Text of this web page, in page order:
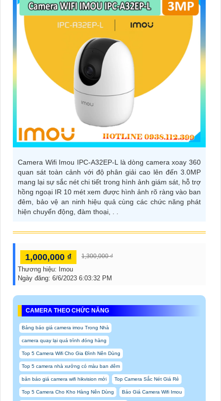
Camera Wifi Imou IPC-A32EP-L là dòng camera xoay 360
quan sát toàn cảnh với độ phân giải cao lên đến 3.0MP
mang lại sự sắc nét chi tiết trong hình ảnh giám sát, hỗ trợ
hồng ngoại IR 10 mét xem được hình ảnh rõ ràng vào ban
đêm, bảo vệ an ninh hiệu quả cùng các chức năng phát
hiện chuyển động, đàm thoại, . .
1,000,000 ₫ 1,300,000 ₫
Thương hiệu: Imou
Ngày đăng: 6/6/2023 6:03:32 PM
CAMERA THEO CHỨC NĂNG
Bảng báo giá camera imou Trong Nhà
camera quay lại quá trình đóng hàng
Top 5 Camera Wifi Cho Gia Đình Nên Dùng
Top 5 camera nhà xưởng có màu ban đêm
bản báo giá camera wifi hikvision mới Top Camera Sắc Nét Giá Rẻ
Top 5 Camera Cho Kho Hàng Nên Dùng Báo Giá Camera Wifi Imou